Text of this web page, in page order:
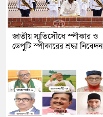
জাতীয় স্মৃতিসৌধে স্পীকার ও
ডেপুটি স্পীকারের শ্রদ্ধা নিবেদন